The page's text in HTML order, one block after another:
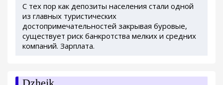
С тех пор как депозиты населения стали одной
из главных туристических
достопримечательностей закрывая буровые,
существует риск банкротства мелких и средних
компаний. Зарплата.